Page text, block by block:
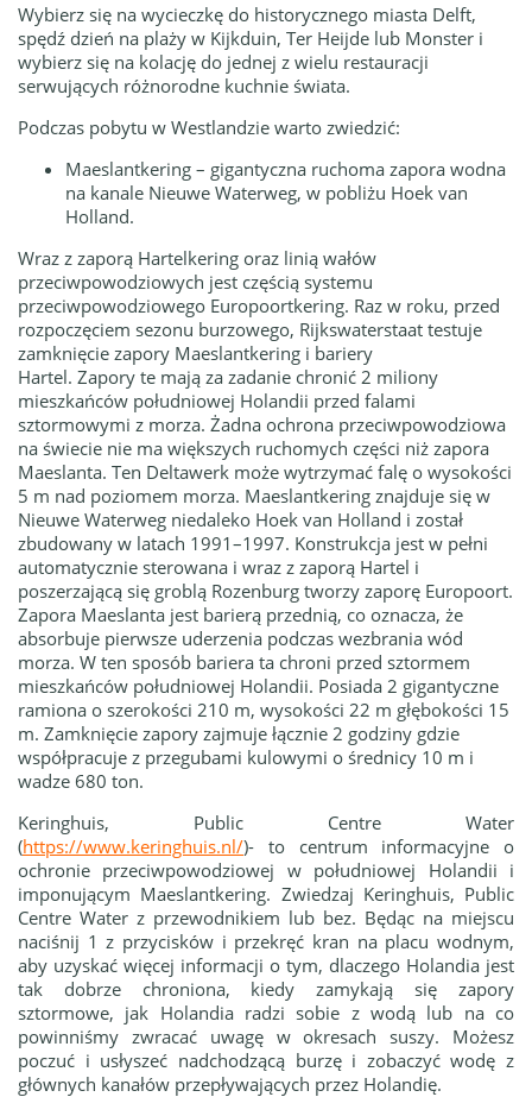
Wybierz się na wycieczkę do historycznego miasta Delft,
spędź dzień na plaży w Kijkduin, Ter Heijde lub Monster i
wybierz się na kolację do jednej z wielu restauracji
serwujących różnorodne kuchnie świata.
Podczas pobytu w Westlandzie warto zwiedzić:
Maeslantkering – gigantyczna ruchoma zapora wodna
na kanale Nieuwe Waterweg, w pobliżu Hoek van
Holland.
Wraz z zaporą Hartelkering oraz linią wałów
przeciwpowodziowych jest częścią systemu
przeciwpowodziowego Europoortkering. Raz w roku, przed
rozpoczęciem sezonu burzowego, Rijkswaterstaat testuje
zamknięcie zapory Maeslantkering i bariery
Hartel. Zapory te mają za zadanie chronić 2 miliony
mieszkańców południowej Holandii przed falami
sztormowymi z morza. Żadna ochrona przeciwpowodziowa
na świecie nie ma większych ruchomych części niż zapora
Maeslanta. Ten Deltawerk może wytrzymać falę o wysokości
5 m nad poziomem morza. Maeslantkering znajduje się w
Nieuwe Waterweg niedaleko Hoek van Holland i został
zbudowany w latach 1991–1997. Konstrukcja jest w pełni
automatycznie sterowana i wraz z zaporą Hartel i
poszerzającą się groblą Rozenburg tworzy zaporę Europoort.
Zapora Maeslanta jest barierą przednią, co oznacza, że
absorbuje pierwsze uderzenia podczas wezbrania wód
morza. W ten sposób bariera ta chroni przed sztormem
mieszkańców południowej Holandii. Posiada 2 gigantyczne
ramiona o szerokości 210 m, wysokości 22 m głębokości 15
m. Zamknięcie zapory zajmuje łącznie 2 godziny gdzie
współpracuje z przegubami kulowymi o średnicy 10 m i
wadze 680 ton.
Keringhuis, Public Centre Water
(https://www.keringhuis.nl/)- to centrum informacyjne o
ochronie przeciwpowodziowej w południowej Holandii i
imponującym Maeslantkering. Zwiedzaj Keringhuis, Public
Centre Water z przewodnikiem lub bez. Będąc na miejscu
naciśnij 1 z przycisków i przekręć kran na placu wodnym,
aby uzyskać więcej informacji o tym, dlaczego Holandia jest
tak dobrze chroniona, kiedy zamykają się zapory
sztormowe, jak Holandia radzi sobie z wodą lub na co
powinniśmy zwracać uwagę w okresach suszy. Możesz
poczuć i usłyszeć nadchodzącą burzę i zobaczyć wodę z
głównych kanałów przepływających przez Holandię.